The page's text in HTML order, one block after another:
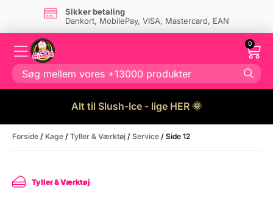
Sikker betaling
Dankort, MobilePay, VISA, Mastercard, EAN
0
Alt til Slush-Ice - lige HER 🌞
Forside / Kage / Tyller & Værktøj / Service / Side 12
Tyller & Værktøj